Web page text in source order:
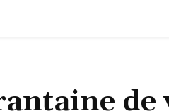
de